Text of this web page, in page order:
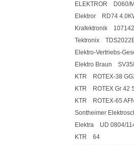
ELEKTROR D060/
Elektror RD74
Krafektronik
Tektronix
Elektro-Vertriebs-
Elektro Braun
KTR ROTEX-38
KTR ROTEX Gr 42
KTR ROTEX-65
Sontheimer
Elektra UD 0804/
KTR 64